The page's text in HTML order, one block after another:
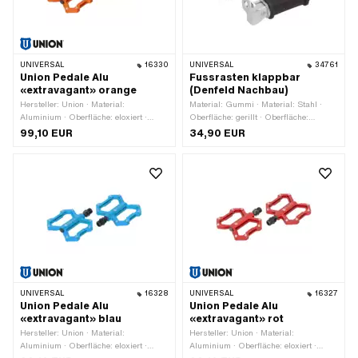
UNIVERSAL 16330
Union Pedale Alu
«extravagant» orange
Hersteller: Union · Material:
Aluminium · Oberfläche: eloxiert ·
Farbe: orange · Antrieb:
99,10 EUR
UNIVERSAL 34761
Fussrasten klappbar
(Denfeld Nachbau)
Material: Gummi · Material: Stahl ·
Oberfläche: gerillt · Oberfläche:
verzinkt (blau) · Farbe: schwarz ·
34,90 EUR
UNIVERSAL 16328
Union Pedale Alu
«extravagant» blau
Hersteller: Union · Material:
Aluminium · Oberfläche: eloxiert ·
UNIVERSAL 16327
Union Pedale Alu
«extravagant» rot
Hersteller: Union · Material:
Aluminium · Oberfläche: eloxiert ·